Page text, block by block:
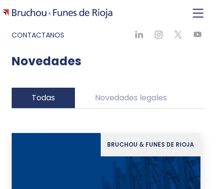
CONTACTANOS
Novedades
Todas Novedades legales
BRUCHOU & FUNES DE RIOJA